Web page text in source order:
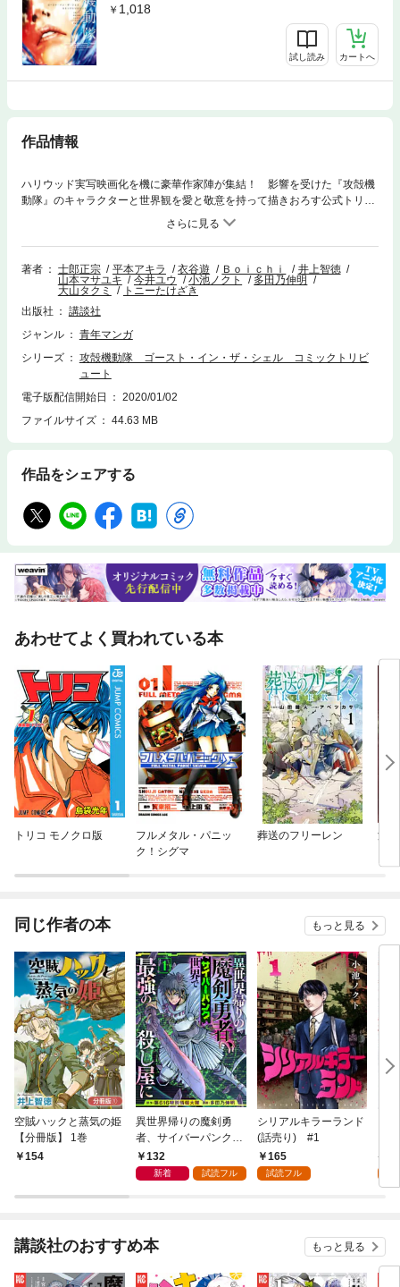
1,018
試し読み カートへ
作品情報
ハリウッド実写映画化を機に豪華作家陣が集結！ 影響を受けた『攻殻機
動隊』のキャラクターと世界観を愛と敬意を持って描きおろす公式トリビ
ュート!! 参加漫画家は、衣谷遊、Boichi、井上智徳、山本マサユキ、今井
ユウ、多田乃伸明、小池ノクト、大山タクミ、トニーたけざき、平本アキ
ラ（ポスター）。
著者
士郎正宗 平本アキラ 衣谷遊 Ｂｏｉｃｈｉ
井上智徳
山本マサユキ
今井ユウ 小池ノクト
多田乃伸明
大山タクミ
トニーたけざき
出版社
講談社
ジャンル
青年マンガ
シリーズ
攻殻機動隊 ゴースト・イン・ザ・シェル コミックトリビ
ュート
電子版配信開始日
2020/01/02
ファイルサイズ
44.63 MB
作品をシェアする
あわせてよく買われている本
トリコ モノクロ版
フルメタル・パニッ
ク！シグマ
葬送のフリーレン 海
同じ作者の本 もっと見る
空賊ハックと蒸気の姫
【分冊版】 1巻
154
異世界帰りの魔剣勇
者、サイバーパンク世
界で最強の殺し屋に
（1）
132
新着 試読フル
シリアルキラーランド
(話売り) #1
165
試読フル
講談社のおすすめ本 もっと見る